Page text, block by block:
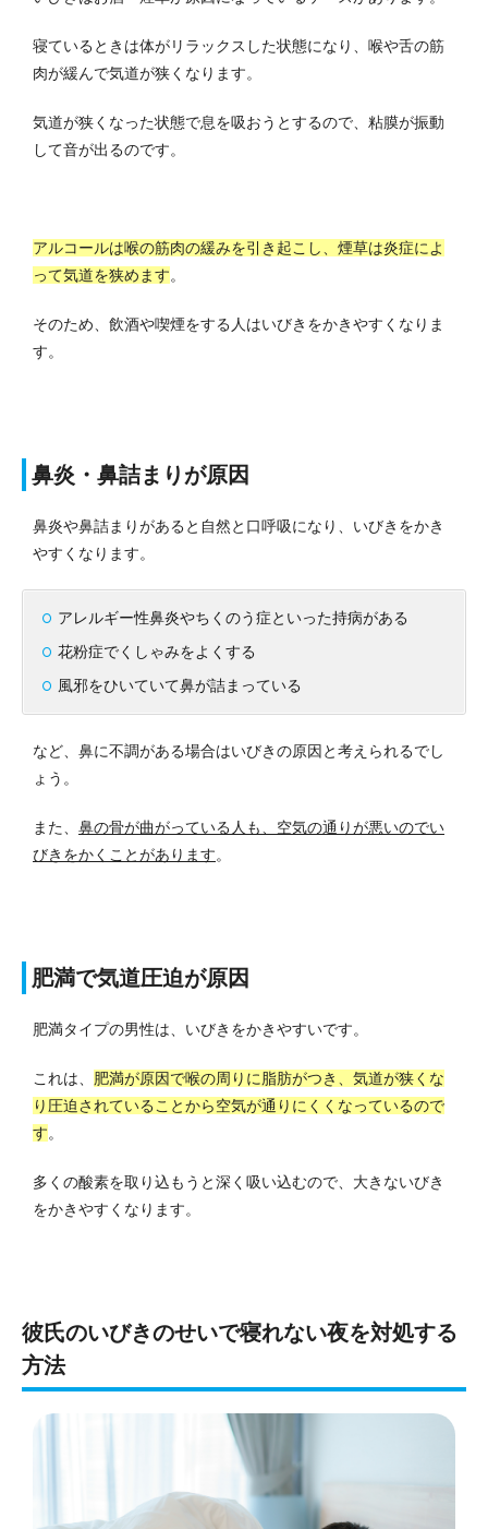
寝ているときは体がリラックスした状態になり、喉や舌の筋
肉が緩んで気道が狭くなります。
気道が狭くなった状態で息を吸おうとするので、粘膜が振動
して音が出るのです。
アルコールは喉の筋肉の緩みを引き起こし、煙草は炎症によ
って気道を狭めます。
そのため、飲酒や喫煙をする人はいびきをかきやすくなりま
す。
鼻炎・鼻詰まりが原因
鼻炎や鼻詰まりがあると自然と口呼吸になり、いびきをかき
やすくなります。
アレルギー性鼻炎やちくのう症といった持病がある
花粉症でくしゃみをよくする
風邪をひいていて鼻が詰まっている
など、鼻に不調がある場合はいびきの原因と考えられるでし
ょう。
また、 鼻の骨が曲がっている人も、空気の通りが悪いのでい
びきをかくことがあります。
肥満で気道圧迫が原因
肥満タイプの男性は、いびきをかきやすいです。
これは、 肥満が原因で喉の周りに脂肪がつき、気道が狭くな
り圧迫されていることから空気が通りにくくなっているので
す。
多くの酸素を取り込もうと深く吸い込むので、大きないびき
をかきやすくなります。
彼氏のいびきのせいで寝れない夜を対処する
方法